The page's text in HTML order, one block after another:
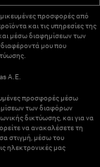
προσφορές από
και τις υπηρεσίες της
μέσω διαφημίσεων των
μου που
A.E.
προσφορές μέσω
των διαφόρων
δικτύωσης, και για να
να ανακαλέσετε τη
στιγμή, μέσω του
ηλεκτρονικές μας